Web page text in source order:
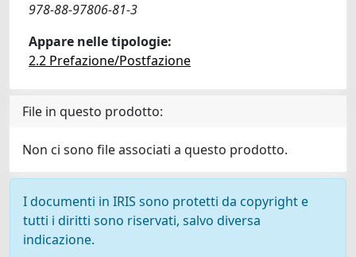
978-88-97806-81-3
Appare nelle tipologie:
2.2 Prefazione/Postfazione
File in questo prodotto:
Non ci sono file associati a questo prodotto.
I documenti in IRIS sono protetti da copyright e
tutti i diritti sono riservati, salvo diversa
indicazione.